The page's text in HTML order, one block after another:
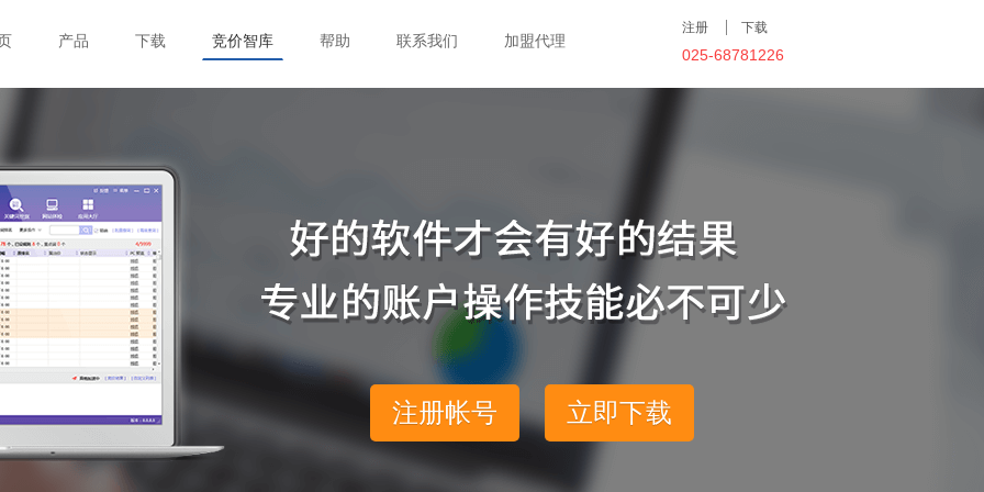
产品 下载 竞价智库 帮助 联系我们 加盟代理
注册 下载
025-68781226
注册帐号 立即下载